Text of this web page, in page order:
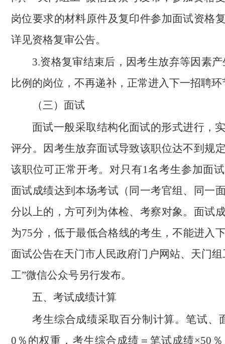
岗位要求的材料原件及复印件参加面试资格
详见资格复审公告。
3.资格复审结束后，因考生放弃等因素
比例的岗位，不再递补，正常进入下一招聘环
（三）面试
面试一般采取结构化面试的形式进行，
评分。因考生放弃面试导致该职位达不到规
该职位可正常开考。对只有1名考生参加面
面试成绩达到本场考试（同一考官组、同一
分以上的，方可列为体检、考察对象。面试
为75分，低于最低合格线的考生，不能进入
面试公告在天门市人民政府门户网站、天门组
工”微信公众号另行发布。
五、考试成绩计算
考生综合成绩采取百分制计算。笔试、
0％的权重，考生综合成绩＝笔试成绩×50